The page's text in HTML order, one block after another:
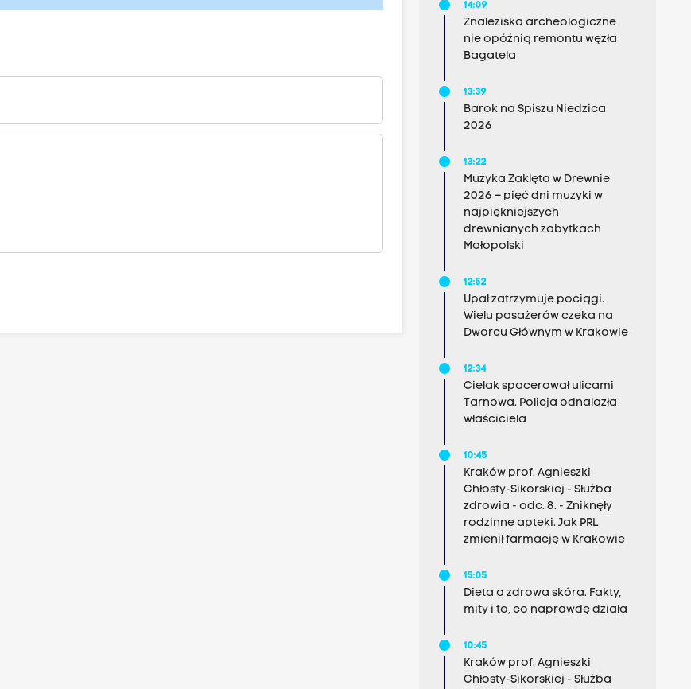
14:09
Znaleziska archeologiczne
nie opóźnią remontu węzła
Bagatela
13:39
Barok na Spiszu Niedzica
2026
13:22
Muzyka Zaklęta w Drewnie
2026 – pięć dni muzyki w
najpiękniejszych
drewnianych zabytkach
Małopolski
12:52
Upał zatrzymuje pociągi.
Wielu pasażerów czeka na
Dworcu Głównym w Krakowie
12:34
Cielak spacerował ulicami
Tarnowa. Policja odnalazła
właściciela
10:45
Kraków prof. Agnieszki
Chłosty-Sikorskiej - Służba
zdrowia - odc. 8. - Zniknęły
rodzinne apteki. Jak PRL
zmienił farmację w Krakowie
15:05
Dieta a zdrowa skóra. Fakty,
mity i to, co naprawdę działa
10:45
Kraków prof. Agnieszki
Chłosty-Sikorskiej - Służba